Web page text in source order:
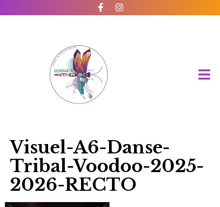
Visuel-A6-Danse-
Tribal-Voodoo-2025-
2026-RECTO